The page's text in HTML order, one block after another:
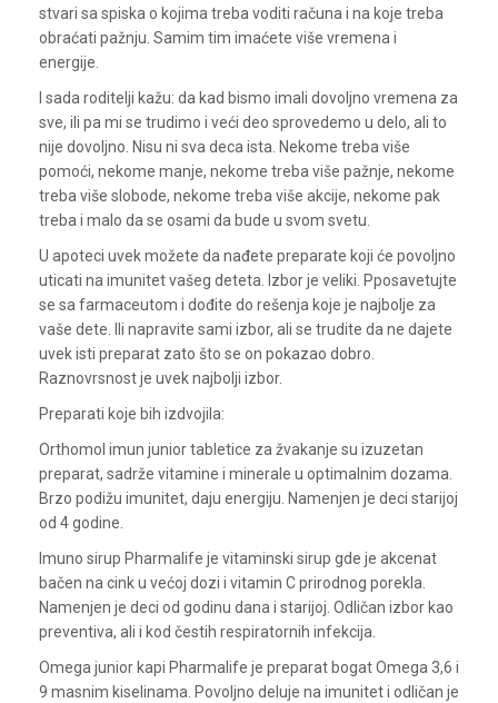
stvari sa spiska o kojima treba voditi računa i na koje treba
obraćati pažnju. Samim tim imaćete više vremena i
energije.
I sada roditelji kažu: da kad bismo imali dovoljno vremena za
sve, ili pa mi se trudimo i veći deo sprovedemo u delo, ali to
nije dovoljno. Nisu ni sva deca ista. Nekome treba više
pomoći, nekome manje, nekome treba više pažnje, nekome
treba više slobode, nekome treba više akcije, nekome pak
treba i malo da se osami da bude u svom svetu.
U apoteci uvek možete da nađete preparate koji će povoljno
uticati na imunitet vašeg deteta. Izbor je veliki. Pposavetujte
se sa farmaceutom i dođite do rešenja koje je najbolje za
vaše dete. Ili napravite sami izbor, ali se trudite da ne dajete
uvek isti preparat zato što se on pokazao dobro.
Raznovrsnost je uvek najbolji izbor.
Preparati koje bih izdvojila:
Orthomol imun junior tabletice za žvakanje su izuzetan
preparat, sadrže vitamine i minerale u optimalnim dozama.
Brzo podižu imunitet, daju energiju. Namenjen je deci starijoj
od 4 godine.
Imuno sirup Pharmalife je vitaminski sirup gde je akcenat
bačen na cink u većoj dozi i vitamin C prirodnog porekla.
Namenjen je deci od godinu dana i starijoj. Odličan izbor kao
preventiva, ali i kod čestih respiratornih infekcija.
Omega junior kapi Pharmalife je preparat bogat Omega 3,6 i
9 masnim kiselinama. Povoljno deluje na imunitet i odličan je